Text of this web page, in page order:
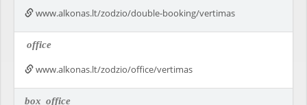
www.alkonas.lt/zodzio/double-booking/vertimas
office
www.alkonas.lt/zodzio/office/vertimas
box office